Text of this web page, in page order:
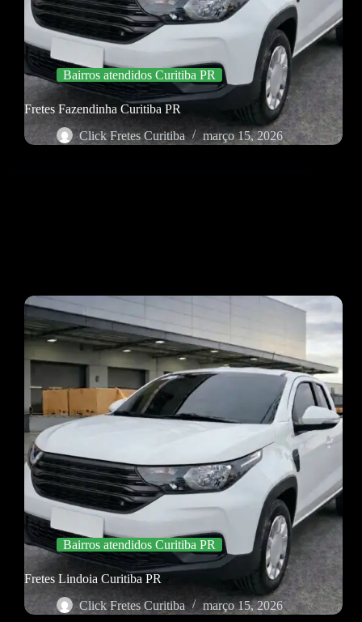
Bairros atendidos Curitiba PR
Fretes Fazendinha Curitiba PR
Click Fretes Curitiba
março 15, 2026
Bairros atendidos Curitiba PR
Fretes Lindoia Curitiba PR
Click Fretes Curitiba
março 15, 2026